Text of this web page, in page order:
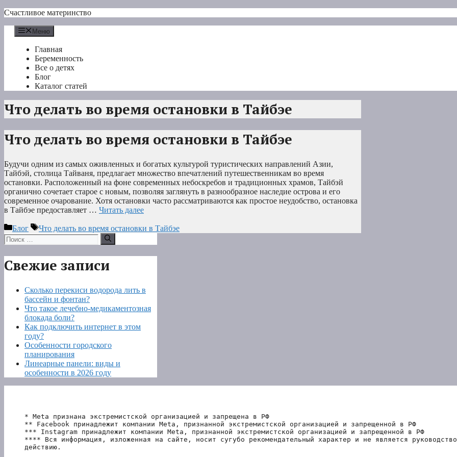
Перейти
содержимому
Счастливое материнство
Меню
Главная
Беременность
Все о детях
Блог
Каталог статей
Что делать во время остановки в Тайбэе
Что делать во время остановки в Тайбэе
Будучи одним из самых оживленных и богатых культурой туристических направлений Азии,
Тайбэй, столица Тайваня, предлагает множество впечатлений путешественникам во время
остановки. Расположенный на фоне современных небоскребов и традиционных храмов, Тайбэй
органично сочетает старое с новым, позволяя заглянуть в разнообразное наследие острова и его
современное очарование. Хотя остановки часто рассматриваются как простое неудобство, остановка
в Тайбэе предоставляет … Читать далее
Рубрики
Блог Метки
Что делать во время остановки в Тайбэе
Поиск:
Свежие записи
Сколько перекиси водорода лить в
бассейн и фонтан?
Что такое лечебно-медикаментозная
блокада боли?
Как подключить интернет в этом
году?
Особенности городского
планирования
Линеарные панели: виды и
особенности в 2026 году
* Meta признана экстремистской организацией и запрещена в РФ
** Facebook принадлежит компании Meta, признанной экстремистской организацией и запрещенной в РФ
*** Instagram принадлежит компании Meta, признанной экстремистской организацией и запрещенной в РФ
**** Вся информация, изложенная на сайте, носит сугубо рекомендательный характер и не является
действию.